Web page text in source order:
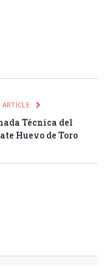
ARTICLE
Técnica del
Huevo de Toro